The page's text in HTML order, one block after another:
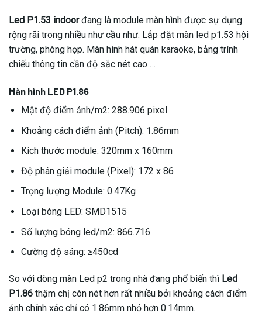
Led P1.53 indoorđang là module màn hình được sự dụng
rộng rãi trong nhiều như cầu như. Lắp đặt màn led p1.53 hội
trường, phòng họp. Màn hình hát quán karaoke, bảng trính
chiếu thông tin cần độ sắc nét cao …
Màn hình LED P1.86
Mật độ điểm ảnh/m2: 288.906 pixel
Khoảng cách điểm ảnh (Pitch): 1.86mm
Kích thước module: 320mm x 160mm
Độ phân giải module (Pixel): 172 x 86
Trọng lượng Module: 0.47Kg
Loại bóng LED: SMD1515
Số lượng bóng led/m2: 866.716
Cường độ sáng: ≥450cd
So với dòng màn Led p2 trong nhà đang phổ biến thì Led
P1.86 thậm chị còn nét hơn rất nhiều bởi khoảng cách điểm
ảnh chính xác chỉ có 1.86mm nhỏ hơn 0.14mm.